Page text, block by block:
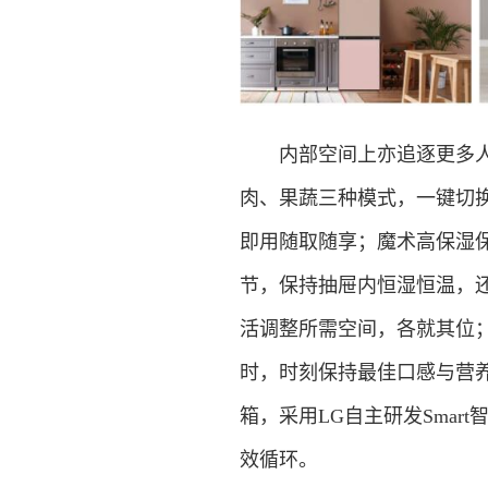
内部空间上亦追逐更多人
肉、果蔬三种模式，一键切
即用随取随享；魔术高保湿
节，保持抽屉内恒湿恒温，
活调整所需空间，各就其位
时，时刻保持最佳口感与营
箱，采用LG自主研发Smart
效循环。